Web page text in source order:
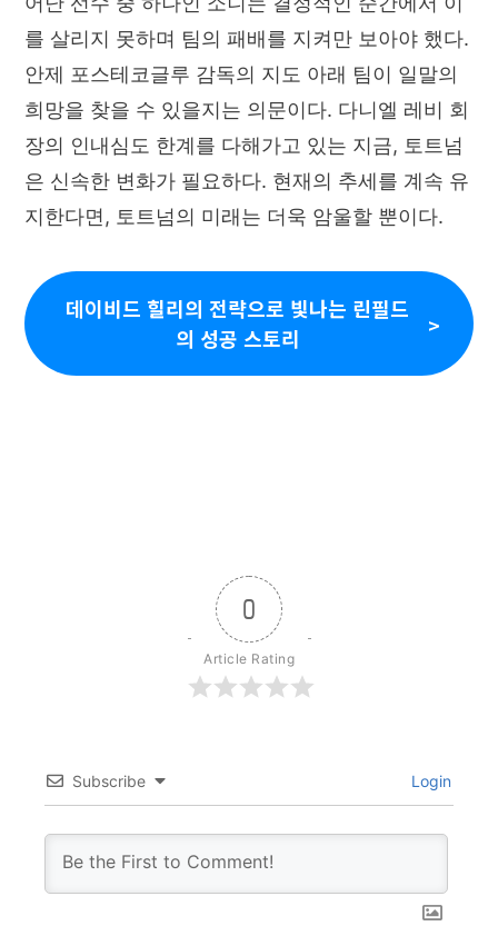
를 살리지 못하며 팀의 패배를 지켜만 보아야 했다.
안제 포스테코글루 감독의 지도 아래 팀이 일말의
희망을 찾을 수 있을지는 의문이다. 다니엘 레비 회
장의 인내심도 한계를 다해가고 있는 지금, 토트넘
은 신속한 변화가 필요하다. 현재의 추세를 계속 유
지한다면, 토트넘의 미래는 더욱 암울할 뿐이다.
데이비드 힐리의 전략으로 빛나는 린필드
의 성공 스토리
0
Article Rating
Subscribe Login